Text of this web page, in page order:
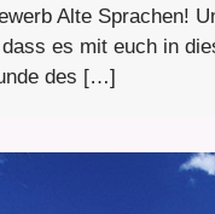
Alte Sprachen!
es mit euch in
des […]